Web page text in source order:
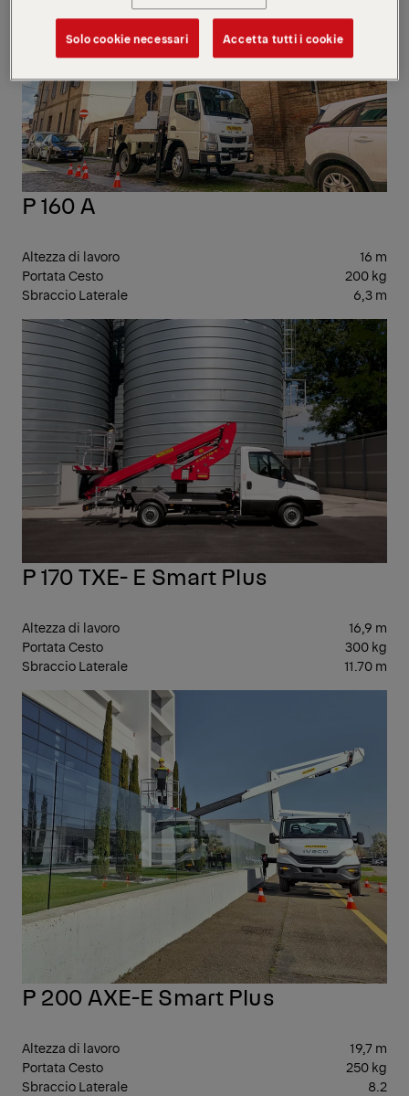
P 160 A
Altezza di lavoro
16 m
Portata Cesto
200 kg
Sbraccio Laterale
6,3 m
P 170 TXE- E Smart Plus
Altezza di lavoro
16,9 m
Portata Cesto
300 kg
Sbraccio Laterale
11.70 m
P 200 AXE-E Smart Plus
Altezza di lavoro
19,7 m
Portata Cesto
250 kg
Sbraccio Laterale
8.2
Solo cookie necessari Accetta tutti i cookie